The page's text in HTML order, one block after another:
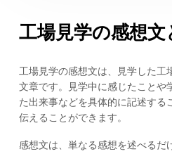
工場見学の感想文
工場見学の感想文は、見学した工
文章です。見学中に感じたことや
た出来事などを具体的に記述する
伝えることができます。
感想文は、単なる感想を述べるだ